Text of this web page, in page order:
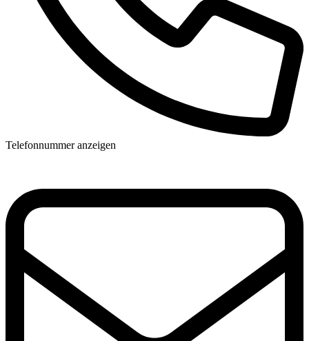
Telefonnummer anzeigen